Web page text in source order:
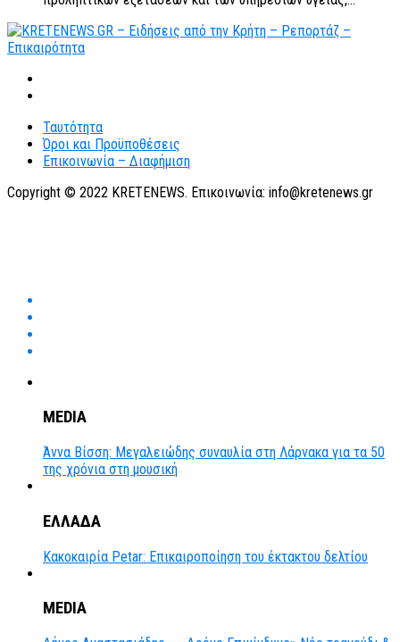
Ταυτότητα
Όροι και Προϋποθέσεις
Επικοινωνία – Διαφήμιση
Copyright © 2022 KRETENEWS. Επικοινωνία: info@kretenews.gr
MEDIA
Άννα Βίσση: Μεγαλειώδης συναυλία στη Λάρνακα για τα 50
της χρόνια στη μουσική
ΕΛΛΑΔΑ
Κακοκαιρία Petar: Επικαιροποίηση του έκτακτου δελτίου
MEDIA